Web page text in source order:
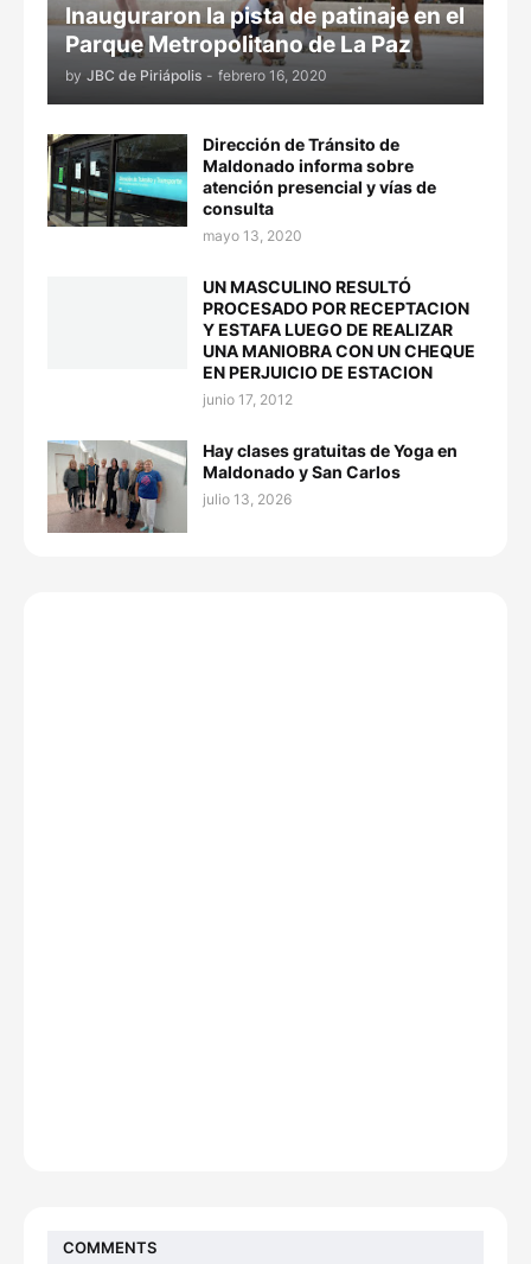
Inauguraron la pista de patinaje en el
Parque Metropolitano de La Paz
by JBC de Piriápolis - febrero 16, 2020
Dirección de Tránsito de
Maldonado informa sobre
atención presencial y vías de
consulta
mayo 13, 2020
UN MASCULINO RESULTÓ
PROCESADO POR RECEPTACION
Y ESTAFA LUEGO DE REALIZAR
UNA MANIOBRA CON UN CHEQUE
EN PERJUICIO DE ESTACION
junio 17, 2012
Hay clases gratuitas de Yoga en
Maldonado y San Carlos
julio 13, 2026
COMMENTS